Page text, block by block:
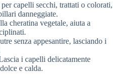
per capelli secchi, trattati o colorati,
danneggiate.
cheratina vegetale, aiuta a
senza appesantire, lasciando i
i capelli delicatamente
e calda.